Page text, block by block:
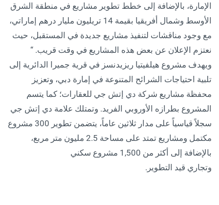
الإمارة، بالإضافة إلى خطط تطوير مشاريع في منطقة الشرق
الأوسط وشمال أفريقيا بقيمة 14 تريليون مليار درهم إماراتي،
مع وجود مناقشات لتنفيذ مشاريع جديدة في المستقبل، حيث
نعتزم الإعلان عن بعض هذه المشاريع في وقت قريب. “
ويهدف مشروع هيلفيتيا ريزيدنسز في قرية جميرا الدائرية إلى
تلبية احتياجات الشرائح المتنوعة في إمارة دبي، وتعزيز
محفظة مشاريع شركة دي إتش جي للعقارات؛ كما يتسم
المشروع بطرازه الأوروبي الفريد. وتمتلك علامة دي إتش جي
سجلاً قياسياً على مدار ثلاثين عاماً، يتضمن تطوير 300 مشروع
مكتمل ومشاريع تمتد على مساحة 2.5 مليون متر مربع،
بالإضافة إلى أكثر من 1,500 مشروع سكني
وتجاري قيد التطوير.